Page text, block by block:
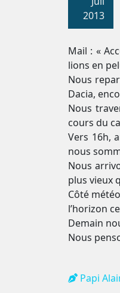
2013
Mail : «
lions en
Nous
Dacia,
Nous
cours du
Vers 16h,
nous
Nous
plus vieux
Côté
l’horizon
Demain
Nous
Papi